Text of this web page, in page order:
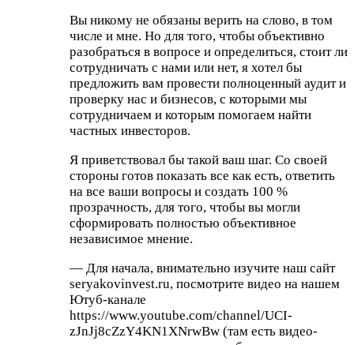
Вы никому не обязаны верить на слово, в том
числе и мне. Но для того, чтобы объективно
разобраться в вопросе и определиться, стоит ли
сотрудничать с нами или нет, я хотел бы
предложить вам провести полноценный аудит и
проверку нас и бизнесов, с которыми мы
сотрудничаем и которым помогаем найти
частных инвесторов.
Я приветствовал бы такой ваш шаг. Со своей
стороны готов показать все как есть, ответить
на все ваши вопросы и создать 100 %
прозрачность, для того, чтобы вы могли
сформировать полностью объективное
независимое мнение.
— Для начала, внимательно изучите наш сайт
seryakovinvest.ru, посмотрите видео на нашем
Ютуб-канале
https://www.youtube.com/channel/UCI-
zJnJj8cZzY4KN1XNrwBw (там есть видео-